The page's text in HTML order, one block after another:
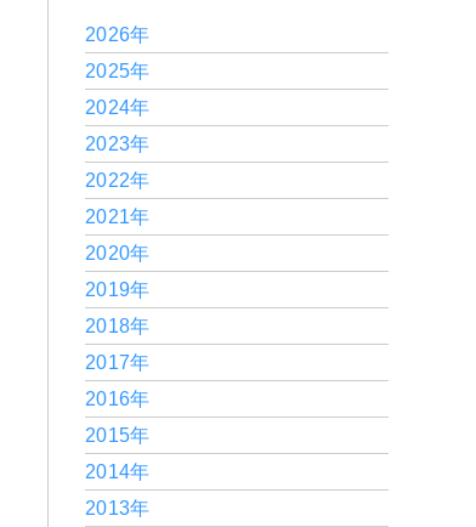
2026年
2025年
2024年
2023年
2022年
2021年
2020年
2019年
2018年
2017年
2016年
2015年
2014年
2013年